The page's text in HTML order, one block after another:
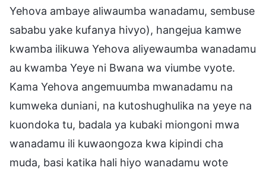
Yehova ambaye aliwaumba wanadamu, sembuse
sababu yake kufanya hivyo), hangejua kamwe
kwamba ilikuwa Yehova aliyewaumba wanadamu
au kwamba Yeye ni Bwana wa viumbe vyote.
Kama Yehova angemuumba mwanadamu na
kumweka duniani, na kutoshughulika na yeye na
kuondoka tu, badala ya kubaki miongoni mwa
wanadamu ili kuwaongoza kwa kipindi cha
muda, basi katika hali hiyo wanadamu wote